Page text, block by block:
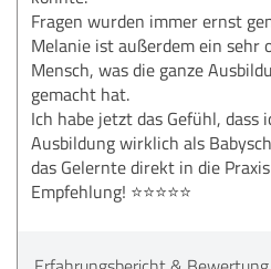
Fragen wurden immer ernst
Melanie ist außerdem ein sehr
Mensch, was die ganze
gemacht hat.
Ich habe jetzt das Gefühl, dass
Ausbildung wirklich als
das Gelernte direkt in die
Empfehlung! ⭐⭐⭐⭐⭐